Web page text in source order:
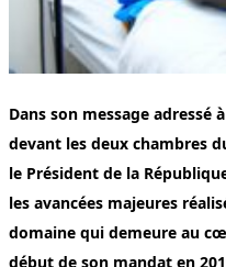
Dans son message adressé
devant les deux chambres
le Président de la
les avancées majeures
domaine qui demeure au
début de son mandat en